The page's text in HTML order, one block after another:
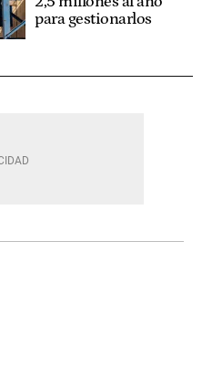
para gestionarlos